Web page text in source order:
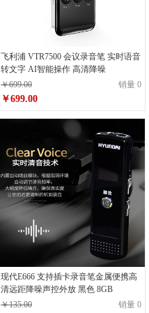
飞利浦 VTR7500 会议录音笔 实时语音
转文字 AI智能操作 高清降噪
￥699.00
销量 0
￥699.00
现代E666 支持插卡录音笔金属便携高
清远距降噪声控外放 黑色 8GB
￥135.00
销量 0